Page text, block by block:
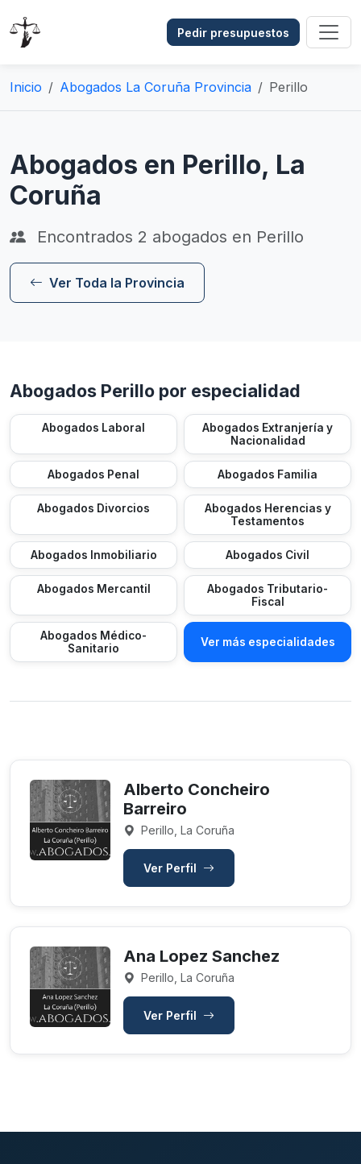
Pedir presupuestos
Inicio Abogados La Coruña Provincia Perillo
Abogados en Perillo, La
Coruña
Encontrados 2 abogados en Perillo
Ver Toda la Provincia
Abogados Perillo por especialidad
Abogados Laboral
Abogados Extranjería y
Nacionalidad
Abogados Penal Abogados Familia
Abogados Divorcios
Abogados Herencias y
Testamentos
Abogados Inmobiliario Abogados Civil
Abogados Mercantil
Abogados Tributario-
Fiscal
Abogados Médico-
Sanitario
Ver más especialidades
Alberto Concheiro
Barreiro
Perillo, La Coruña
Ver Perfil
Ana Lopez Sanchez
Perillo, La Coruña
Ver Perfil